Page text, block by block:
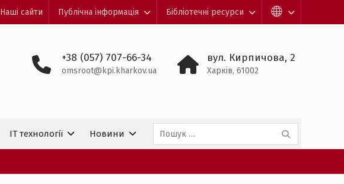
Наші сайти Публічна інформація Бібліотечні ресурси
+38 (057) 707-66-34
omsroot@kpi.kharkov.ua
вул. Кирпичова, 2
Харків, 61002
IT технологiї Новини
Пошук: